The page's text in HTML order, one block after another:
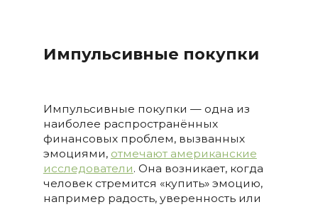
Импульсивные покупки
Импульсивные покупки — одна из
наиболее распространённых
финансовых проблем, вызванных
эмоциями, отмечают американские
исследователи. Она возникает, когда
человек стремится «купить» эмоцию,
например радость, уверенность или